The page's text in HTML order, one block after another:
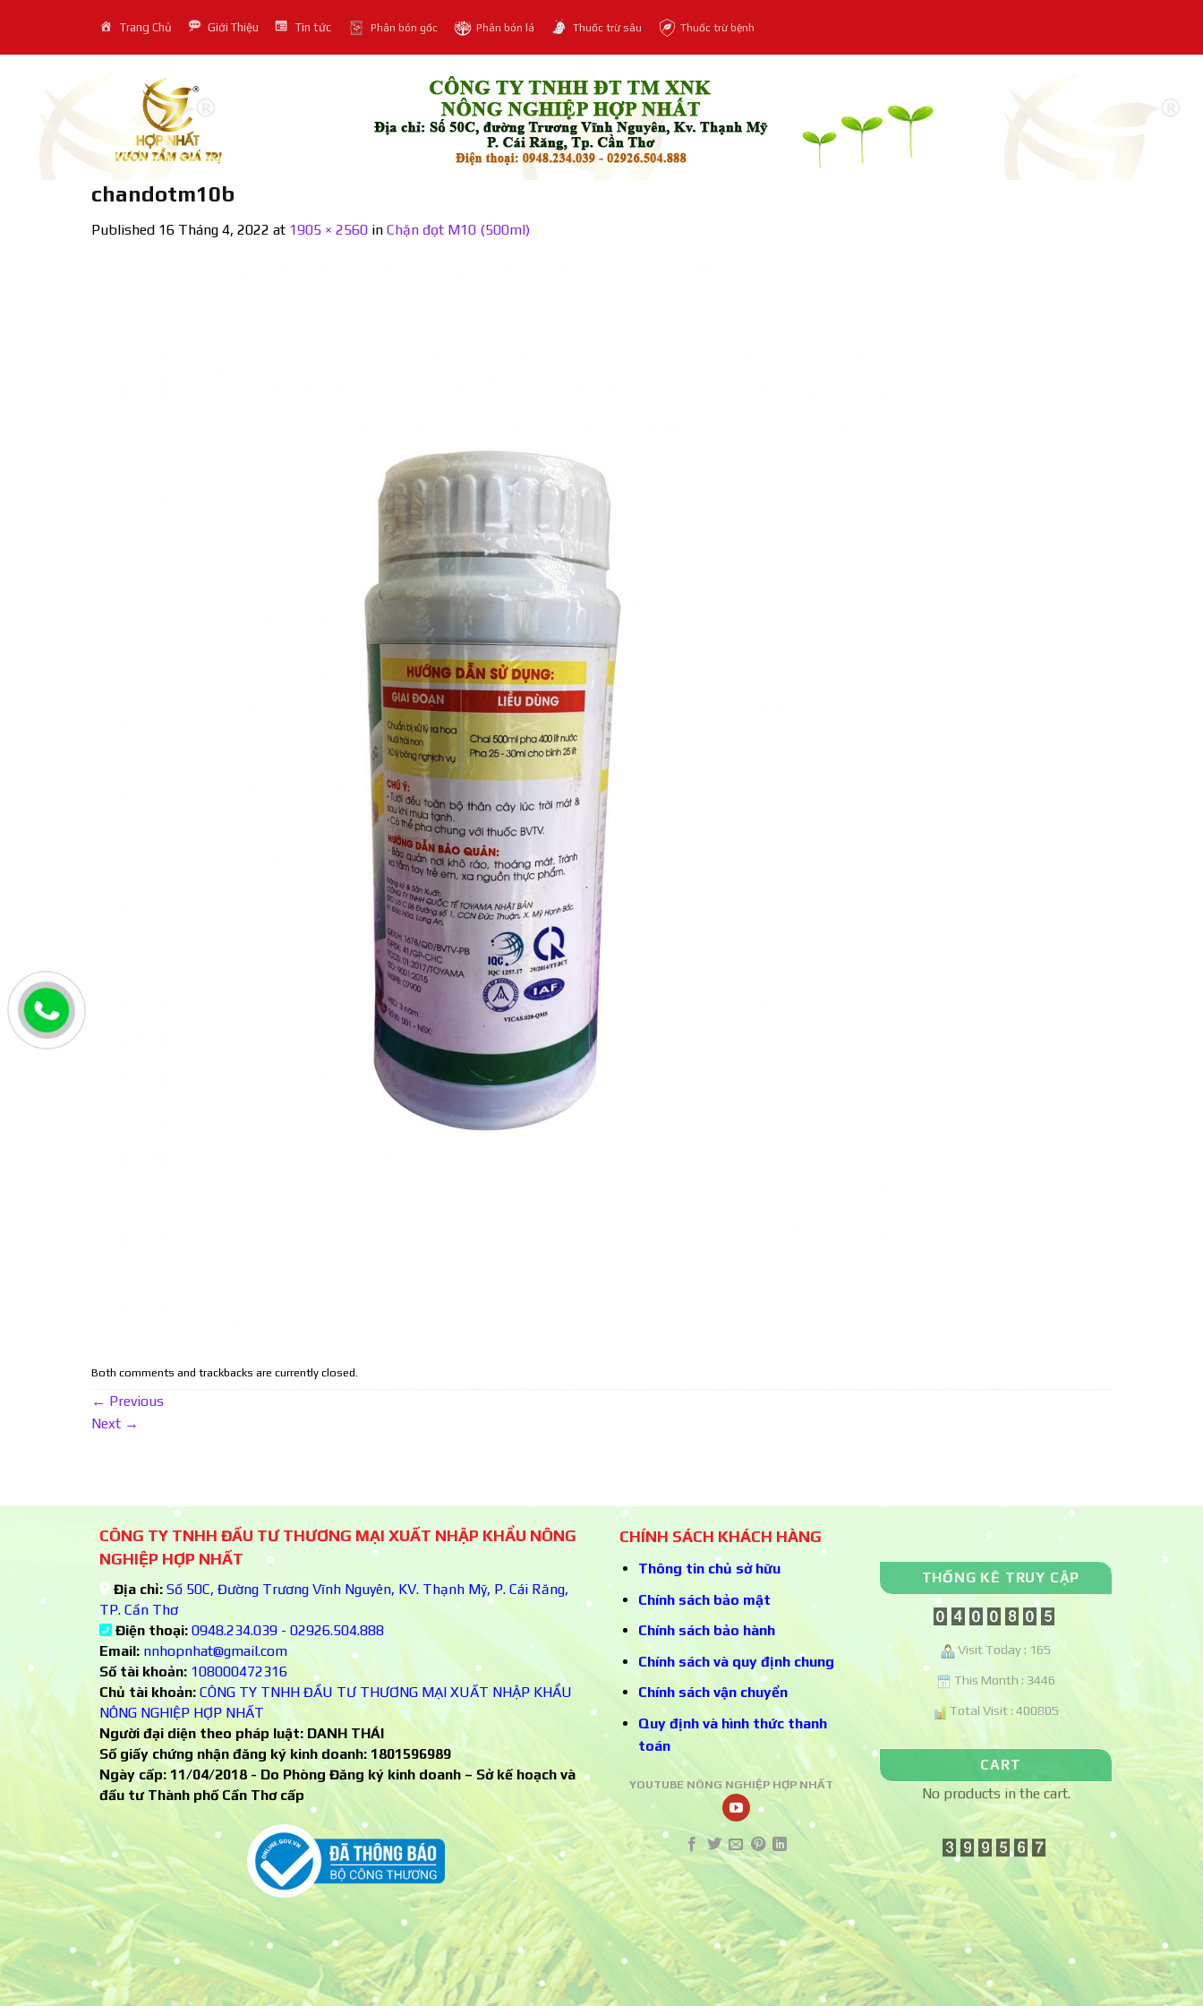
content
Trang Chủ Giới Thiệu Tin tức Phân bón gốc Phân bón lá Thuốc trừ sâu Thuốc trừ bệnh
chandotm10b
Published 16 Tháng 4, 2022 at 1905 × 2560 in Chặn đọt M10 (500ml)
Both comments and trackbacks are currently closed.
← Previous
Next →
CÔNG TY TNHH ĐẦU TƯ THƯƠNG MẠI XUẤT NHẬP KHẨU NÔNG
NGHIỆP HỢP NHẤT
Địa chỉ:Số 50C, Đường Trương Vĩnh Nguyên, KV. Thạnh Mỹ, P. Cái Răng,
TP. Cần Thơ
Điện thoại: 0948.234.039 - 02926.504.888
Email: nnhopnhat@gmail.com
Số tài khoản: 108000472316
Chủ tài khoản: CÔNG TY TNHH ĐẦU TƯ THƯƠNG MẠI XUẤT NHẬP KHẨU
NÔNG NGHIỆP HỢP NHẤT
Người đại diện theo pháp luật: DANH THÁI
Số giấy chứng nhận đăng ký kinh doanh: 1801596989
Ngày cấp: 11/04/2018 - Do Phòng Đăng ký kinh doanh – Sở kế hoạch và
đầu tư Thành phố Cần Thơ cấp
CHÍNH SÁCH KHÁCH HÀNG
Thông tin chủ sở hữu
Chính sách bảo mật
Chính sách bảo hành
Chính sách và quy định chung
Chính sách vận chuyển
Quy định và hình thức thanh
toán
YOUTUBE NÔNG NGHIỆP HỢP NHẤT
THỐNG KÊ TRUY CẬP
Visit Today : 165
This Month : 3446
Total Visit : 400805
CART
No products in the cart.